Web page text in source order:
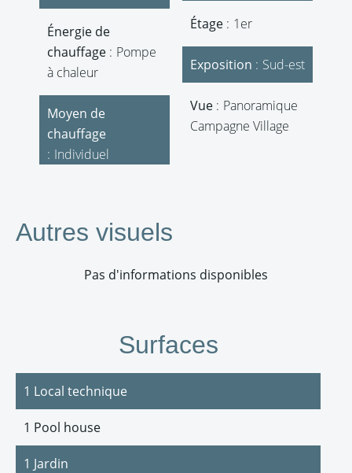
Énergie de
chauffage
Pompe
à chaleur
Moyen de
chauffage
Individuel
Étage 1er
Exposition Sud-est
Vue
Panoramique
Campagne Village
Autres visuels
Pas d'informations disponibles
Surfaces
1 Local technique
1 Pool house
1 Jardin